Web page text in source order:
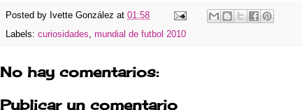
Posted by Ivette González at 01:58
Labels: curiosidades, mundial de futbol 2010
No hay comentarios:
Publicar un comentario